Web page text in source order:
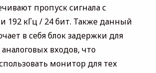
пропуск сигнала с
192 кГц / 24 бит. Также данный
в себя блок задержки для
входов, что
монитор для тех